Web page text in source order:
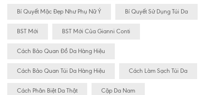
Bí Quyết Mặc Đẹp Như Phụ Nữ Ý Bí Quyết Sử Dụng Túi Da
BST Mới BST Mới Của Gianni Conti
Cách Bảo Quan Đồ Da Hàng Hiệu
Cách Bảo Quan Túi Da Hàng Hiệu Cách Làm Sạch Túi Da
Cách Phân Biệt Da Thật Cặp Da Nam